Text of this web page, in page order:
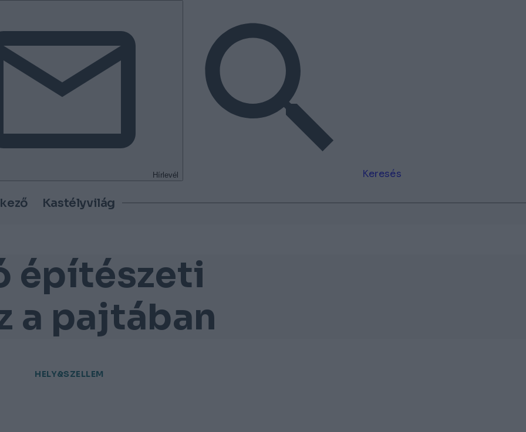
Hírlevél Keresés
Kastélyvilág
építészeti
a pajtában
HELY&SZELLEM